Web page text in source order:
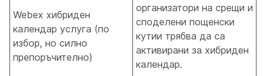
Webex хибриден
календар услуга (по
избор, но силно
препоръчително)
организатори на срещи и
споделени пощенски
кутии трябва да са
активирани за хибриден
календар.